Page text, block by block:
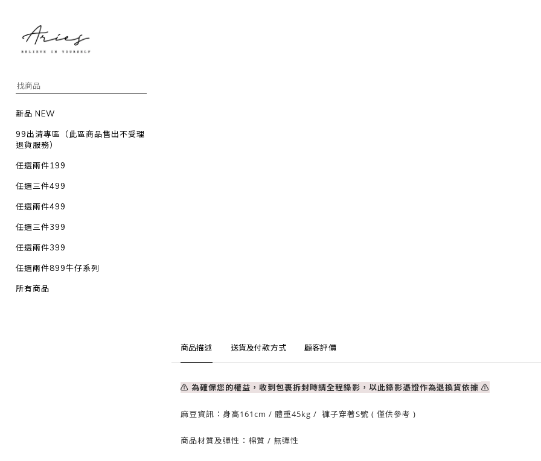
新品 NEW
99出清專區（此區商品售出不受理
退貨服務）
任選兩件199
任選三件499
任選兩件499
任選三件399
任選兩件399
任選兩件899牛仔系列
所有商品
商品描述 送貨及付款方式 顧客評價
⚠ 為確保您的權益，收到包裹拆封時請全程錄影，以此錄影憑證作為退換貨依據 ⚠
麻豆資訊： 身高161cm / 體重45kg / 褲子穿著S號 ( 僅供參考 )
商品材質及彈性：棉質 / 無彈性